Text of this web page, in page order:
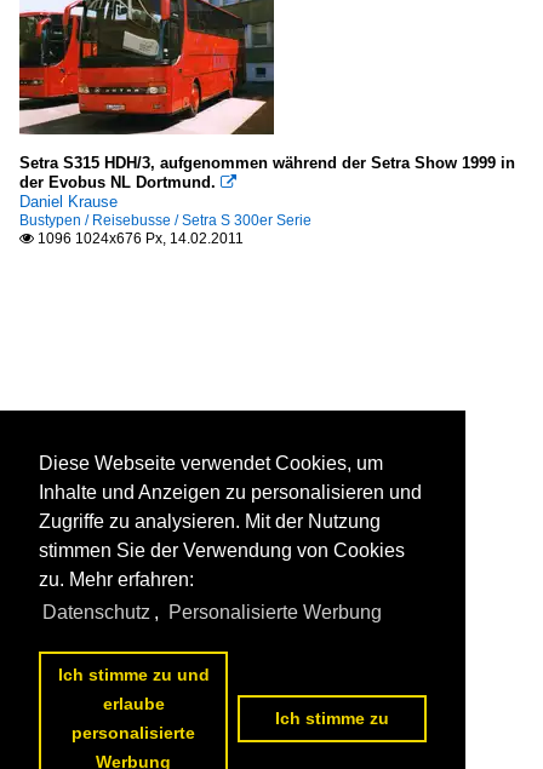
Setra S315 HDH/3, aufgenommen während der Setra Show 1999 in
der Evobus NL Dortmund. 
Daniel Krause
Bustypen / Reisebusse / Setra S 300er Serie
 1096 1024x676 Px, 14.02.2011
Diese Webseite verwendet Cookies, um
Inhalte und Anzeigen zu personalisieren und
Zugriffe zu analysieren. Mit der Nutzung
stimmen Sie der Verwendung von Cookies
zu. Mehr erfahren:
Datenschutz , Personalisierte Werbung
Ich stimme zu und
erlaube
personalisierte
Werbung
Ich stimme zu